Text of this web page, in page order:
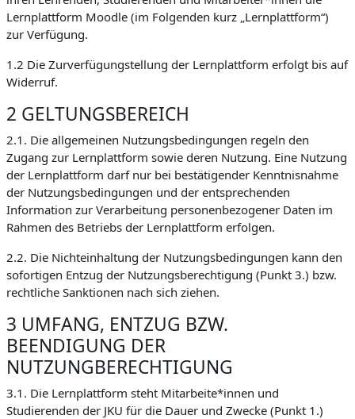
Lernplattform Moodle (im Folgenden kurz „Lernplattform“)
zur Verfügung.
1.2 Die Zurverfügungstellung der Lernplattform erfolgt bis auf
Widerruf.
2 GELTUNGSBEREICH
2.1. Die allgemeinen Nutzungsbedingungen regeln den
Zugang zur Lernplattform sowie deren Nutzung. Eine Nutzung
der Lernplattform darf nur bei bestätigender Kenntnisnahme
der Nutzungsbedingungen und der entsprechenden
Information zur Verarbeitung personenbezogener Daten im
Rahmen des Betriebs der Lernplattform erfolgen.
2.2. Die Nichteinhaltung der Nutzungsbedingungen kann den
sofortigen Entzug der Nutzungsberechtigung (Punkt 3.) bzw.
rechtliche Sanktionen nach sich ziehen.
3 UMFANG, ENTZUG BZW.
BEENDIGUNG DER
NUTZUNGBERECHTIGUNG
3.1. Die Lernplattform steht Mitarbeite*innen und
Studierenden der JKU für die Dauer und Zwecke (Punkt 1.)